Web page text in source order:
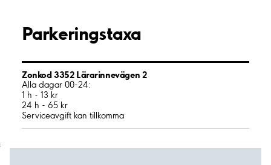
Parkeringstaxa
Zonkod 3352 Lärarinnevägen 2
Alla dagar 00-24:
1 h - 13 kr
24 h - 65 kr
Serviceavgift kan tillkomma
;